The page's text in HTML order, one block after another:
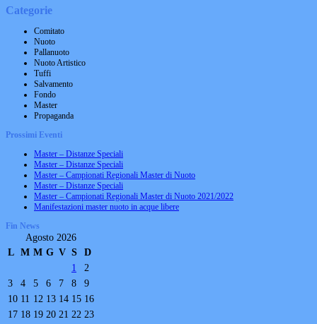
Categorie
Comitato
Nuoto
Pallanuoto
Nuoto Artistico
Tuffi
Salvamento
Fondo
Master
Propaganda
Prossimi Eventi
Master – Distanze Speciali
Master – Distanze Speciali
Master – Campionati Regionali Master di Nuoto
Master – Distanze Speciali
Master – Campionati Regionali Master di Nuoto 2021/2022
Manifestazioni master nuoto in acque libere
Fin News
Agosto 2026
L M M G V S
D
1
2
3
4 5 6 7 8
9
10 11 12 13 14 15 16
17 18 19 20 21 22 23